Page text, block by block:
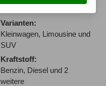
Varianten:
Kleinwagen, Limousine und
SUV
Kraftstoff:
Benzin, Diesel und 2
weitere